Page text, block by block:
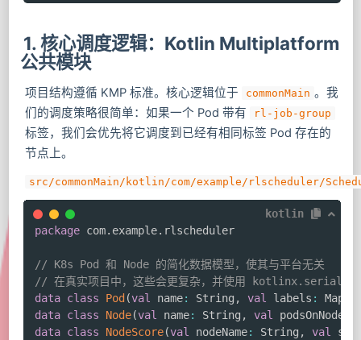
1. 核心调度逻辑：Kotlin Multiplatform
公共模块
项目结构遵循 KMP 标准。核心逻辑位于 commonMain 。我
们的调度策略很简单：如果一个 Pod 带有
rl-job-group
标签，我们会优先将它调度到已经有相同标签 Pod 存在的
节点上。
src/commonMain/kotlin/com/example/rlscheduler/
kotlin
package com. example. rlscheduler
// K8s Pod 和 Node 的简化数据模型，使其与平台无关
// 在真实项目中，这些会更复杂，并使用
data class Pod (val name: String , val labels : Map
data class Node(val name: String , val podsOnNode
data class NodeScore(val nodeName: String , val